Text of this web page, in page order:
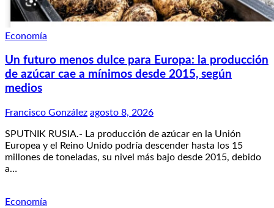
Economía
Un futuro menos dulce para Europa: la producción
de azúcar cae a mínimos desde 2015, según
medios
Francisco González agosto 8, 2026
SPUTNIK RUSIA.- La producción de azúcar en la Unión
Europea y el Reino Unido podría descender hasta los 15
millones de toneladas, su nivel más bajo desde 2015, debido
a…
Economía